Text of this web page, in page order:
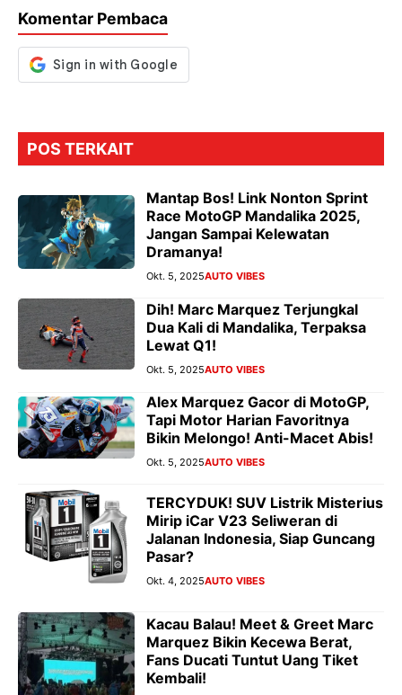
k
p
er
Komentar Pembaca
POS TERKAIT
Mantap Bos! Link Nonton Sprint
Race MotoGP Mandalika 2025,
Jangan Sampai Kelewatan
Dramanya!
Okt. 5, 2025AUTO VIBES
Dih! Marc Marquez Terjungkal
Dua Kali di Mandalika, Terpaksa
Lewat Q1!
Okt. 5, 2025AUTO VIBES
Alex Marquez Gacor di MotoGP,
Tapi Motor Harian Favoritnya
Bikin Melongo! Anti-Macet Abis!
Okt. 5, 2025AUTO VIBES
TERCYDUK! SUV Listrik Misterius
Mirip iCar V23 Seliweran di
Jalanan Indonesia, Siap Guncang
Pasar?
Okt. 4, 2025AUTO VIBES
Kacau Balau! Meet & Greet Marc
Marquez Bikin Kecewa Berat,
Fans Ducati Tuntut Uang Tiket
Kembali!